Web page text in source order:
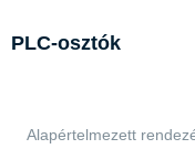
PLC-osztók